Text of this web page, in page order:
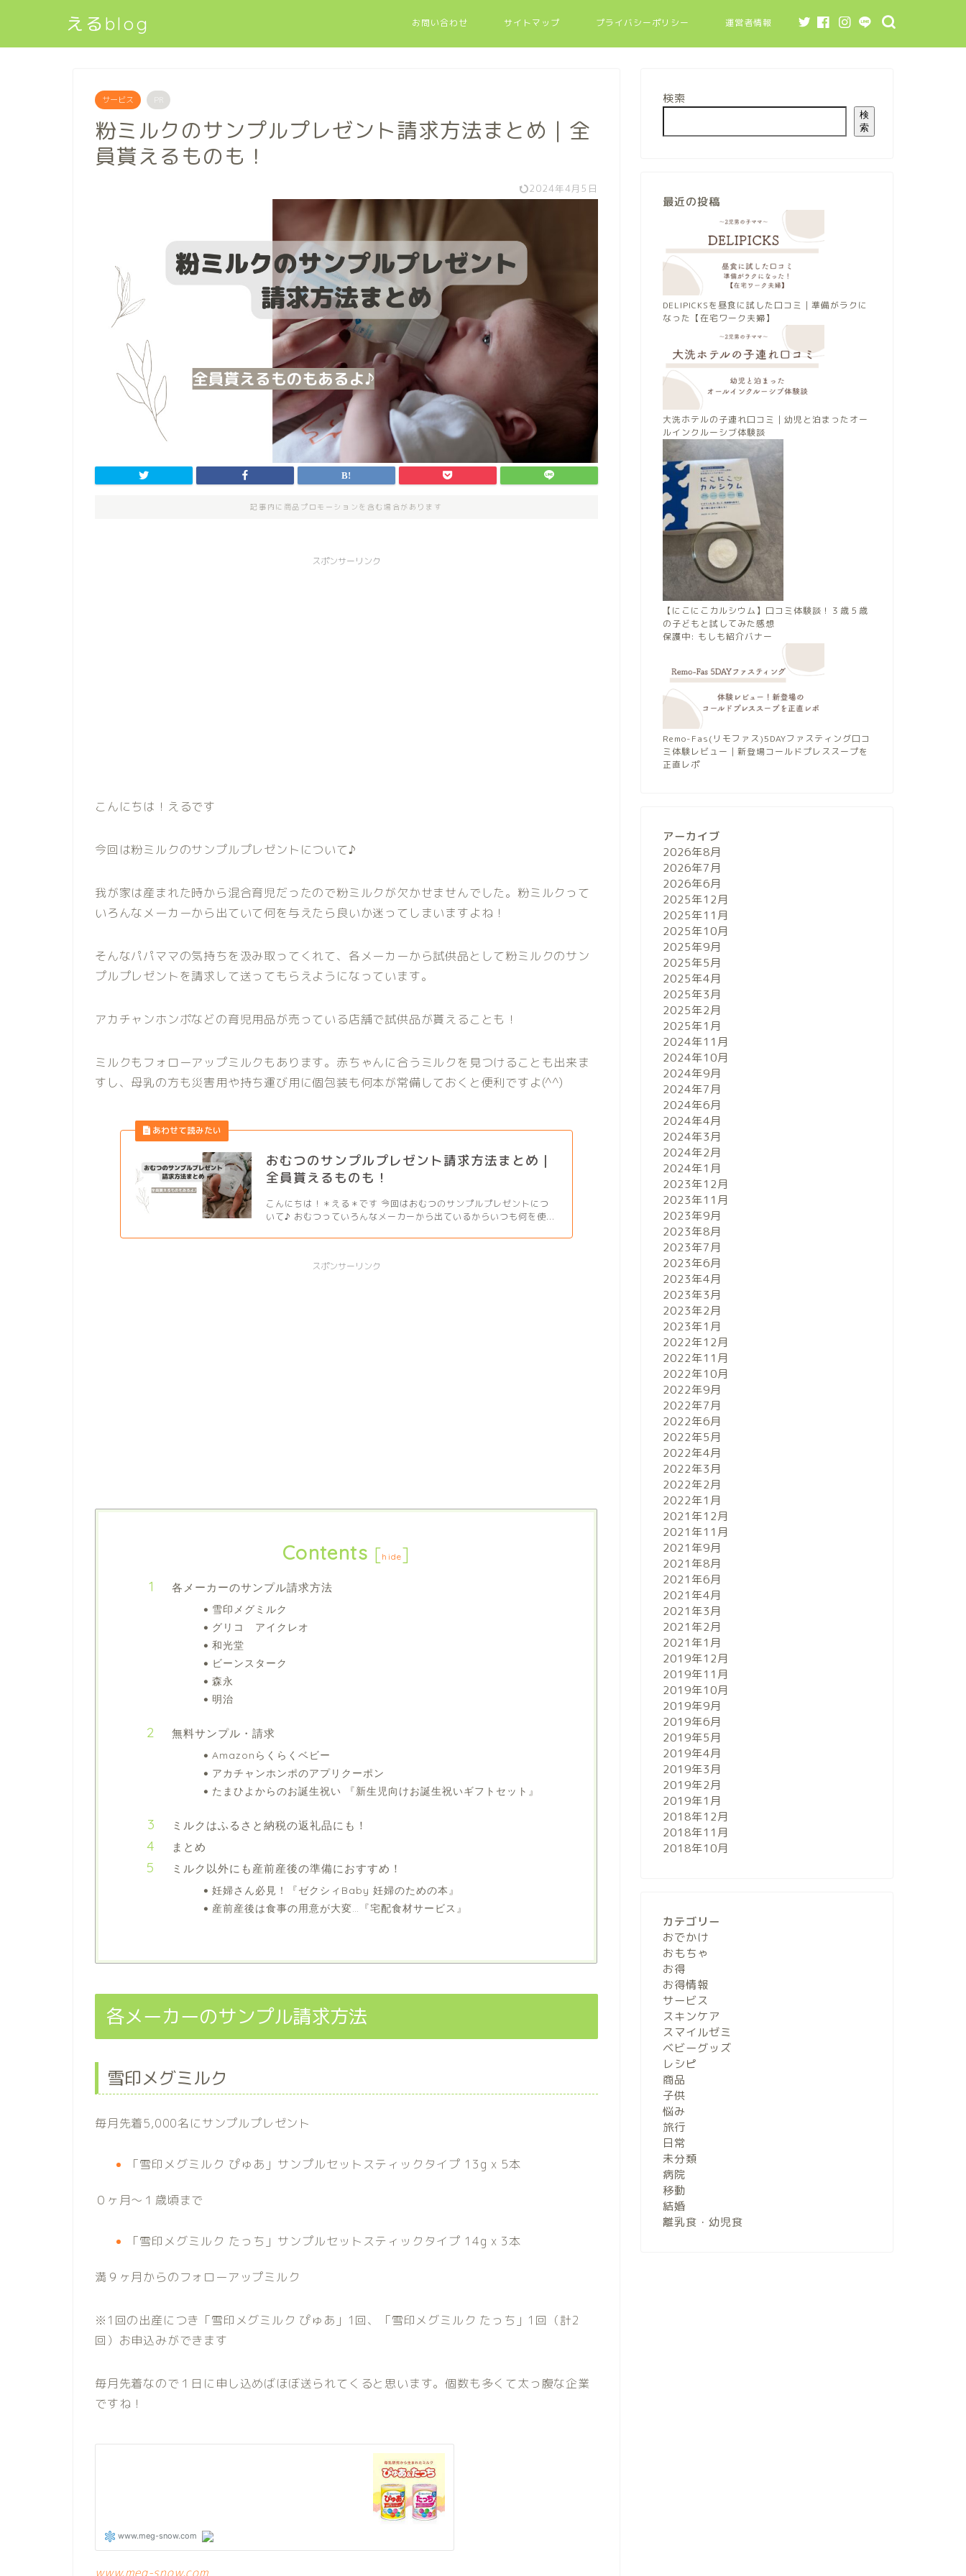
えるblog お問い合わせ サイトマップ プライバシーポリシー 運営者情報
サービス PR
粉ミルクのサンプルプレゼント請求方法まとめ｜全
員貰えるものも！
2024年4月5日
記事内に商品プロモーションを含む場合があります
スポンサーリンク
こんにちは！えるです
今回は粉ミルクのサンプルプレゼントについて♪
我が家は産まれた時から混合育児だったので粉ミルクが欠かせませんでした。粉ミルクって
いろんなメーカーから出ていて何を与えたら良いか迷ってしまいますよね！
そんなパパママの気持ちを汲み取ってくれて、各メーカーから試供品として粉ミルクのサン
プルプレゼントを請求して送ってもらえようになっています。
アカチャンホンポなどの育児用品が売っている店舗で試供品が貰えることも！
ミルクもフォローアップミルクもあります。赤ちゃんに合うミルクを見つけることも出来ま
すし、母乳の方も災害用や持ち運び用に個包装も何本が常備しておくと便利ですよ(^^)
おむつのサンプルプレゼント請求方法まとめ｜
全員貰えるものも！
こんにちは！＊える＊です 今回はおむつのサンプルプレゼントにつ
いて♪ おむつっていろんなメーカーから出ているからいつも何を使...
スポンサーリンク
Contents [hide]
各メーカーのサンプル請求方法
雪印メグミルク
グリコ アイクレオ
和光堂
ビーンスターク
森永
明治
無料サンプル・請求
Amazonらくらくベビー
アカチャンホンポのアプリクーポン
たまひよからのお誕生祝い 『新生児向けお誕生祝いギフトセット』
ミルクはふるさと納税の返礼品にも！
まとめ
ミルク以外にも産前産後の準備におすすめ！
妊婦さん必見！『ゼクシィBaby 妊婦のための本』
産前産後は食事の用意が大変…『宅配食材サービス』
各メーカーのサンプル請求方法
雪印メグミルク
毎月先着5,000名にサンプルプレゼント
「雪印メグミルク ぴゅあ」サンプルセットスティックタイプ 13g x 5本
０ヶ月〜１歳頃まで
「雪印メグミルク たっち」サンプルセットスティックタイプ 14g x 3本
満９ヶ月からのフォローアップミルク
※1回の出産につき「雪印メグミルク ぴゅあ」1回、「雪印メグミルク たっち」1回（計2
回）お申込みができます
毎月先着なので１日に申し込めばほぼ送られてくると思います。個数も多くて太っ腹な企業
ですね！
www.meg-snow.com
検索
検
索
最近の投稿
DELIPICKSを昼食に試した口コミ｜準備がラクに
なった【在宅ワーク夫婦】
大洗ホテルの子連れ口コミ｜幼児と泊まったオー
ルインクルーシブ体験談
【にこにこカルシウム】口コミ体験談！３歳５歳
の子どもと試してみた感想
保護中: もしも紹介バナー
Remo-Fas(リモファス)5DAYファスティング口コ
ミ体験レビュー｜新登場コールドプレススープを
正直レポ
アーカイブ
2026年8月
2026年7月
2026年6月
2025年12月
2025年11月
2025年10月
2025年9月
2025年5月
2025年4月
2025年3月
2025年2月
2025年1月
2024年11月
2024年10月
2024年9月
2024年7月
2024年6月
2024年4月
2024年3月
2024年2月
2024年1月
2023年12月
2023年11月
2023年9月
2023年8月
2023年7月
2023年6月
2023年4月
2023年3月
2023年2月
2023年1月
2022年12月
2022年11月
2022年10月
2022年9月
2022年7月
2022年6月
2022年5月
2022年4月
2022年3月
2022年2月
2022年1月
2021年12月
2021年11月
2021年9月
2021年8月
2021年6月
2021年4月
2021年3月
2021年2月
2021年1月
2019年12月
2019年11月
2019年10月
2019年9月
2019年6月
2019年5月
2019年4月
2019年3月
2019年2月
2019年1月
2018年12月
2018年11月
2018年10月
カテゴリー
おでかけ
おもちゃ
お得
お得情報
サービス
スキンケア
スマイルゼミ
ベビーグッズ
レシピ
商品
子供
悩み
旅行
日常
未分類
病院
移動
結婚
離乳食・幼児食